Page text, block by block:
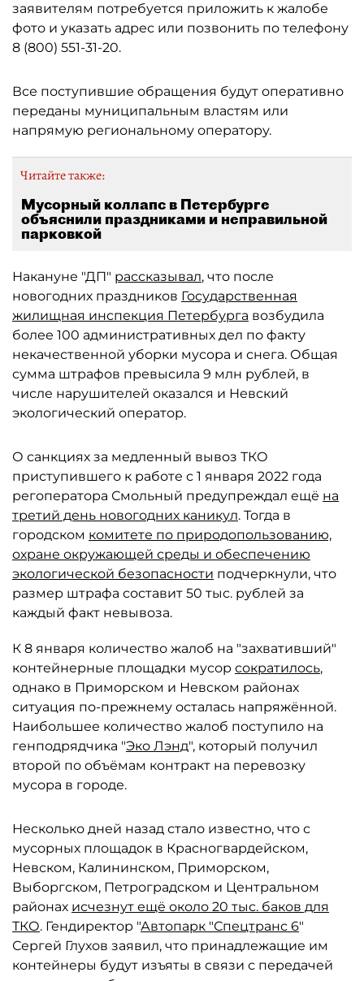
заявителям потребуется приложить к жалобе
фото и указать адрес или позвонить по телефону
8 (800) 551-31-20.
Все поступившие обращения будут оперативно
переданы муниципальным властям или
напрямую региональному оператору.
Читайте также:
Мусорный коллапс в Петербурге
объяснили праздниками и неправильной
парковкой
Накануне "ДП" рассказывал, что после
новогодних праздников Государственная
жилищная инспекция Петербурга возбудила
более 100 административных дел по факту
некачественной уборки мусора и снега. Общая
сумма штрафов превысила 9 млн рублей, в
числе нарушителей оказался и Невский
экологический оператор.
О санкциях за медленный вывоз ТКО
приступившего к работе с 1 января 2022 года
регоператора Смольный предупреждал ещё на
третий день новогодних каникул. Тогда в
городском комитете по природопользованию,
охране окружающей среды и обеспечению
экологической безопасности подчеркнули, что
размер штрафа составит 50 тыс. рублей за
каждый факт невывоза.
К 8 января количество жалоб на "захвативший"
контейнерные площадки мусор сократилось,
однако в Приморском и Невском районах
ситуация по-прежнему осталась напряжённой.
Наибольшее количество жалоб поступило на
генподрядчика "Эко Лэнд", который получил
второй по объёмам контракт на перевозку
мусора в городе.
Несколько дней назад стало известно, что с
мусорных площадок в Красногвардейском,
Невском, Калининском, Приморском,
Выборгском, Петроградском и Центральном
районах исчезнут ещё около 20 тыс. баков для
ТКО. Гендиректор "Автопарк "Спецтранс 6"
Сергей Глухов заявил, что принадлежащие им
контейнеры будут изъяты в связи с передачей